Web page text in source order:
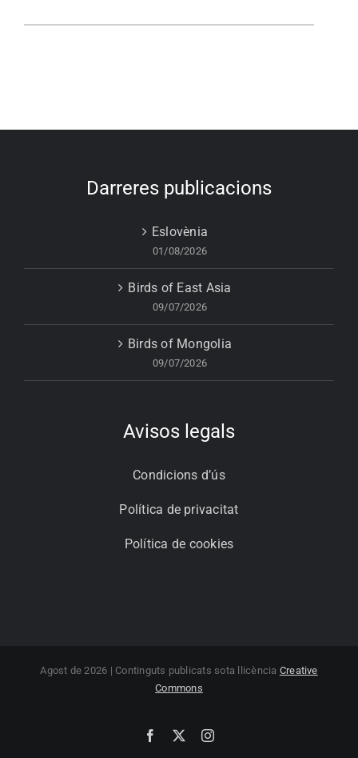
Darreres publicacions
Eslovènia
01/08/2026
Birds of East Asia
09/07/2026
Birds of Mongolia
09/07/2026
Avisos legals
Condicions d’ús
Política de privacitat
Política de cookies
Agost de 2026 | Continguts publicats sota llicència Creative
Commons
Facebook Instagram